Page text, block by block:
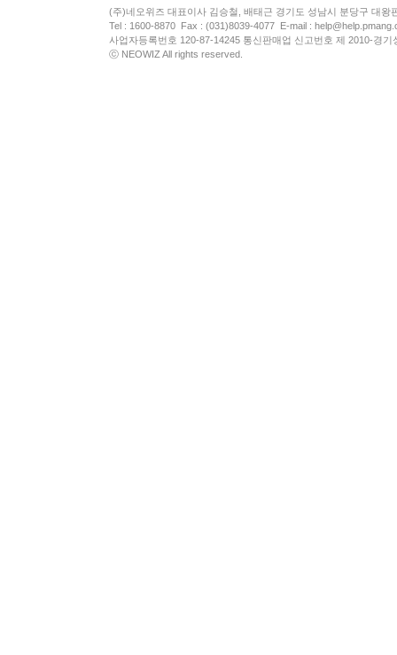
(주)네오위즈 대표이사 김승철, 배태근 경기도 성남시 분당구 대왕
Tel : 1600-8870 Fax : (031)8039-4077 E-mail :
사업자등록번호 120-87-14245 통신판매업 신고번호 제 2010-경
ⓒ NEOWIZ All rights reserved.